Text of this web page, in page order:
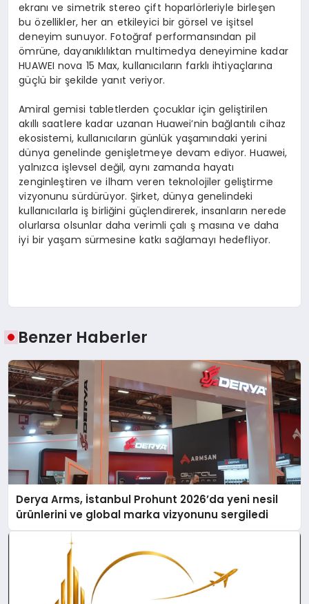
ekranı ve simetrik stereo çift hoparlörleriyle birleşen
bu özellikler, her an etkileyici bir görsel ve işitsel
deneyim sunuyor. Fotoğraf performansından pil
ömrüne, dayanıklılıktan multimedya deneyimine kadar
HUAWEI nova 15 Max, kullanıcıların farklı ihtiyaçlarına
güçlü bir şekilde yanıt veriyor.
Amiral gemisi tabletlerden çocuklar için geliştirilen
akıllı saatlere kadar uzanan Huawei’nin bağlantılı cihaz
ekosistemi, kullanıcıların günlük yaşamındaki yerini
dünya genelinde genişletmeye devam ediyor. Huawei,
yalnızca işlevsel değil, aynı zamanda hayatı
zenginleştiren ve ilham veren teknolojiler geliştirme
vizyonunu sürdürüyor. Şirket, dünya genelindeki
kullanıcılarla iş birliğini güçlendirerek, insanların nerede
olurlarsa olsunlar daha verimli çalı ş masına ve daha
iyi bir yaşam sürmesine katkı sağlamayı hedefliyor.
Benzer Haberler
Derya Arms, İstanbul Prohunt 2026’da yeni nesil
ürünlerini ve global marka vizyonunu sergiledi